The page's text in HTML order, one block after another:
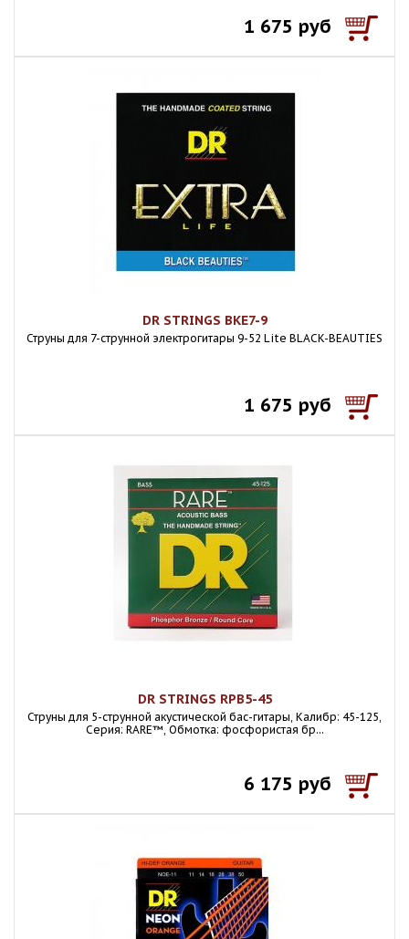
1 675 руб
DR STRINGS BKE7-9
Струны для 7-струнной электрогитары 9-52 Lite BLACK-BEAUTIES
1 675 руб
DR STRINGS RPB5-45
Струны для 5-струнной акустической бас-гитары, Калибр: 45-125,
Серия: RARE™, Обмотка: фосфористая бр...
6 175 руб